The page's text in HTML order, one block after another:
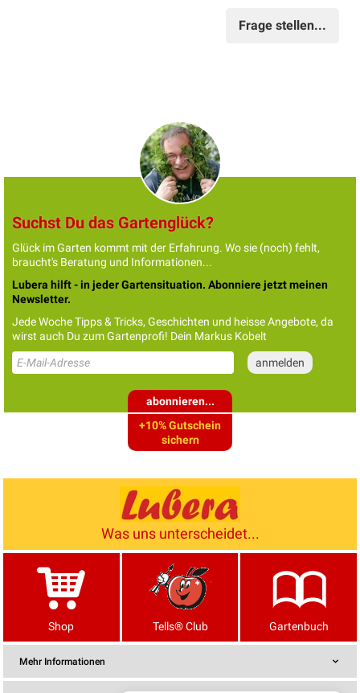
Frage stellen...
Suchst Du das Gartenglück?
Glück im Garten kommt mit der Erfahrung. Wo sie (noch) fehlt,
braucht's Beratung und Informationen...
Lubera hilft - in jeder Gartensituation. Abonniere jetzt meinen
Newsletter.
Jede Woche Tipps & Tricks, Geschichten und heisse Angebote, da
wirst auch Du zum Gartenprofi! Dein Markus Kobelt
abonnieren...
+10% Gutschein
sichern
Was uns unterscheidet...
Shop Tells® Club Gartenbuch
Mehr Informationen